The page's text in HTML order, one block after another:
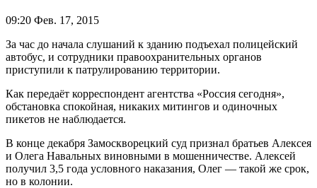
09:20 Фев. 17, 2015
За час до начала слушаний к зданию подъехал полицейский
автобус, и сотрудники правоохранительных органов
приступили к патрулированию территории.
Как передаёт корреспондент агентства «Россия сегодня»,
обстановка спокойная, никаких митингов и одиночных
пикетов не наблюдается.
В конце декабря Замоскворецкий суд признал братьев Алексея
и Олега Навальных виновными в мошенничестве. Алексей
получил 3,5 года условного наказания, Олег — такой же срок,
но в колонии.